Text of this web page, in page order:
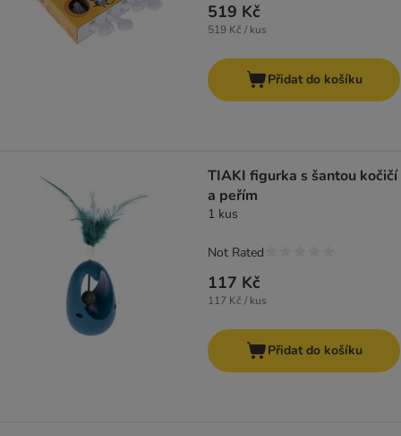
519 Kč
519 Kč / kus
Přidat do košíku
TIAKI figurka s šantou kočičí
a peřím
1 kus
117 Kč
117 Kč / kus
Not Rated
Přidat do košíku